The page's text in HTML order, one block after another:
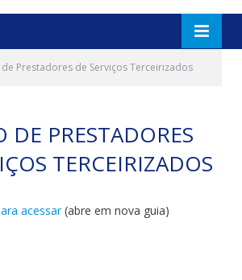
de Prestadores de Serviços Terceirizados
DE PRESTADORES
TERCEIRIZADOS
acessar(abre em nova guia)